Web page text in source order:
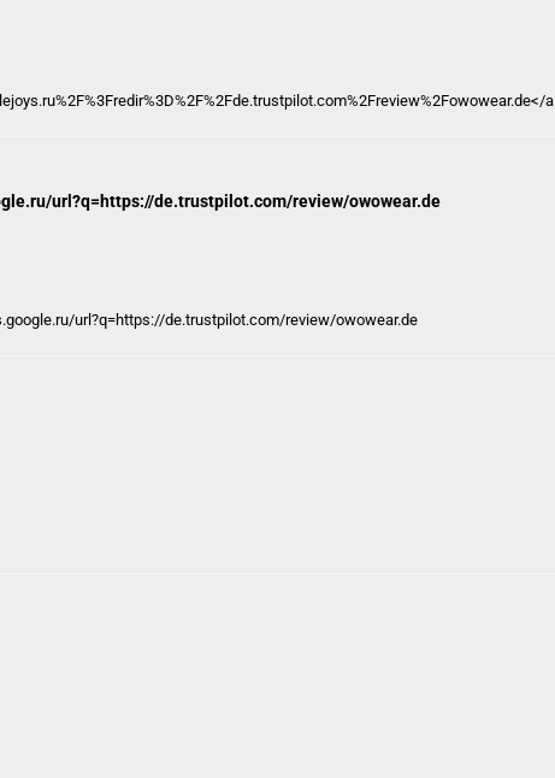
a
url?q=https://de.trustpilot.com/review/owowear.de
url?q=https://de.trustpilot.com/review/owowear.de